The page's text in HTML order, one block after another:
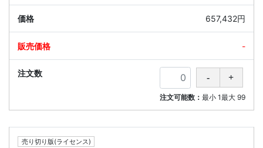
657,432円
-
注文可能数： 最小 1最大 99
売り切り版(ライセンス)